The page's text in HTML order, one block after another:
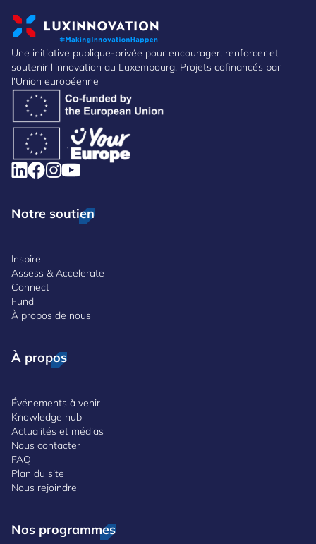
Une initiative publique-privée pour encourager, renforcer et
soutenir l'innovation au Luxembourg. Projets cofinancés par
l'Union européenne
Notre soutien
Inspire
Assess & Accelerate
Connect
Fund
À propos de nous
À propos
Événements à venir
Knowledge hub
Actualités et médias
Nous contacter
FAQ
Plan du site
Nous rejoindre
Nos programmes